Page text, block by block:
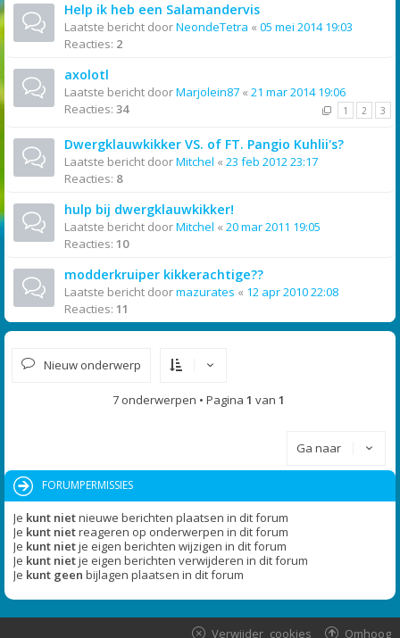
Help ik heb een Salamandervis
Laatste bericht doorNeondeTetra « 05 mei 2014 19:03
Reacties: 2
axolotl
Laatste bericht doorMarjolein87 « 21 mar 2014 19:06
Reacties: 34 1 2 3
Dwergklauwkikker VS. of FT. Pangio Kuhlii's?
Laatste bericht doorMitchel « 23 feb 2012 23:17
Reacties: 8
hulp bij dwergklauwkikker!
Laatste bericht doorMitchel « 20 mar 2011 19:05
Reacties: 10
modderkruiper kikkerachtige??
Laatste bericht doormazurates « 12 apr 2010 22:08
Reacties: 11
Nieuw onderwerp
7 onderwerpen • Pagina 1 van 1
Ga naar
FORUMPERMISSIES
Je kunt nietnieuwe berichten plaatsen in dit forum
Je kunt nietreageren op onderwerpen in dit forum
Je kunt nietje eigen berichten wijzigen in dit forum
Je kunt nietje eigen berichten verwijderen in dit forum
Je kunt geen bijlagen plaatsen in dit forum
Omhoog
Verwijder cookies